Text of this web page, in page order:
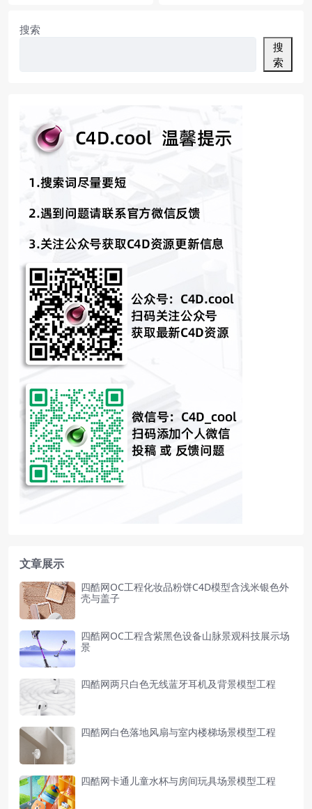
搜索
搜
索
文章展示
四酷网OC工程化妆品粉饼C4D模型含浅米银色外
壳与盖子
四酷网OC工程含紫黑色设备山脉景观科技展示场
景
四酷网两只白色无线蓝牙耳机及背景模型工程
四酷网白色落地风扇与室内楼梯场景模型工程
四酷网卡通儿童水杯与房间玩具场景模型工程